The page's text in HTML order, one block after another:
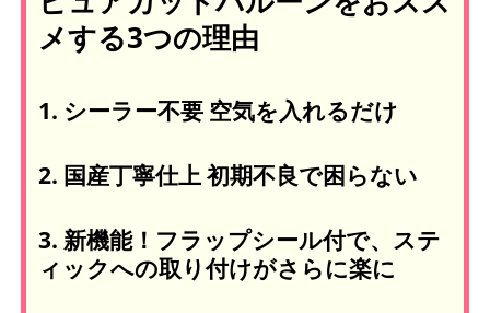
メする3つの理由
1. シーラー不要 空気を入れるだけ
2. 国産丁寧仕上 初期不良で困らない
3. 新機能！フラップシール付で、ステ
ィックへの取り付けがさらに楽に